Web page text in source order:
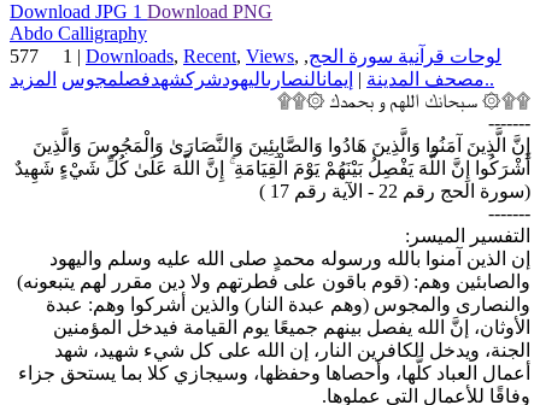
Download JPG 1 Download PNG
Abdo Calligraphy
577
1 | Downloads, Recent, Views, لوحات قرآنية سورة الحج,
مصحف المدينة | إيمانالنصارىاليهودشركشهدفصلمجوس
المزيد..
۩۩۞ سبحانك اللهم و بحمدك ۞۩۩
-------
إِنَّ الَّذِينَ آمَنُوا وَالَّذِينَ هَادُوا وَالصَّابِئِينَ وَالنَّصَارَىٰ وَالْمَجُوسَ وَالَّذِينَ
أَشْرَكُوا إِنَّ اللَّهَ يَفْصِلُ بَيْنَهُمْ يَوْمَ الْقِيَامَةِ ۚ إِنَّ اللَّهَ عَلَىٰ كُلِّ شَيْءٍ شَهِيدٌ
(سورة الحج رقم 22 - الآية رقم 17 )
-------
التفسير الميسر:
إن الذين آمنوا بالله ورسوله محمدٍ صلى الله عليه وسلم واليهود
والصابئين وهم: (قوم باقون على فطرتهم ولا دين مقرر لهم يتبعونه)
والنصارى والمجوس (وهم عبدة النار) والذين أشركوا وهم: عبدة
الأوثان، إنَّ الله يفصل بينهم جميعًا يوم القيامة فيدخل المؤمنين
الجنة، ويدخل الكافرين النار، إن الله على كل شيء شهيد، شهد
أعمال العباد كلَّها، وأحصاها وحفظها، وسيجازي كلا بما يستحق جزاء
وفاقًا للأعمال التي عملوها.